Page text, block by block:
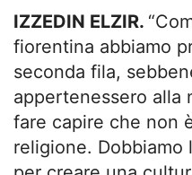
IZZEDIN ELZIR.
fiorentina abbiamo
seconda fila,
appertenessero alla
fare capire che non
religione.